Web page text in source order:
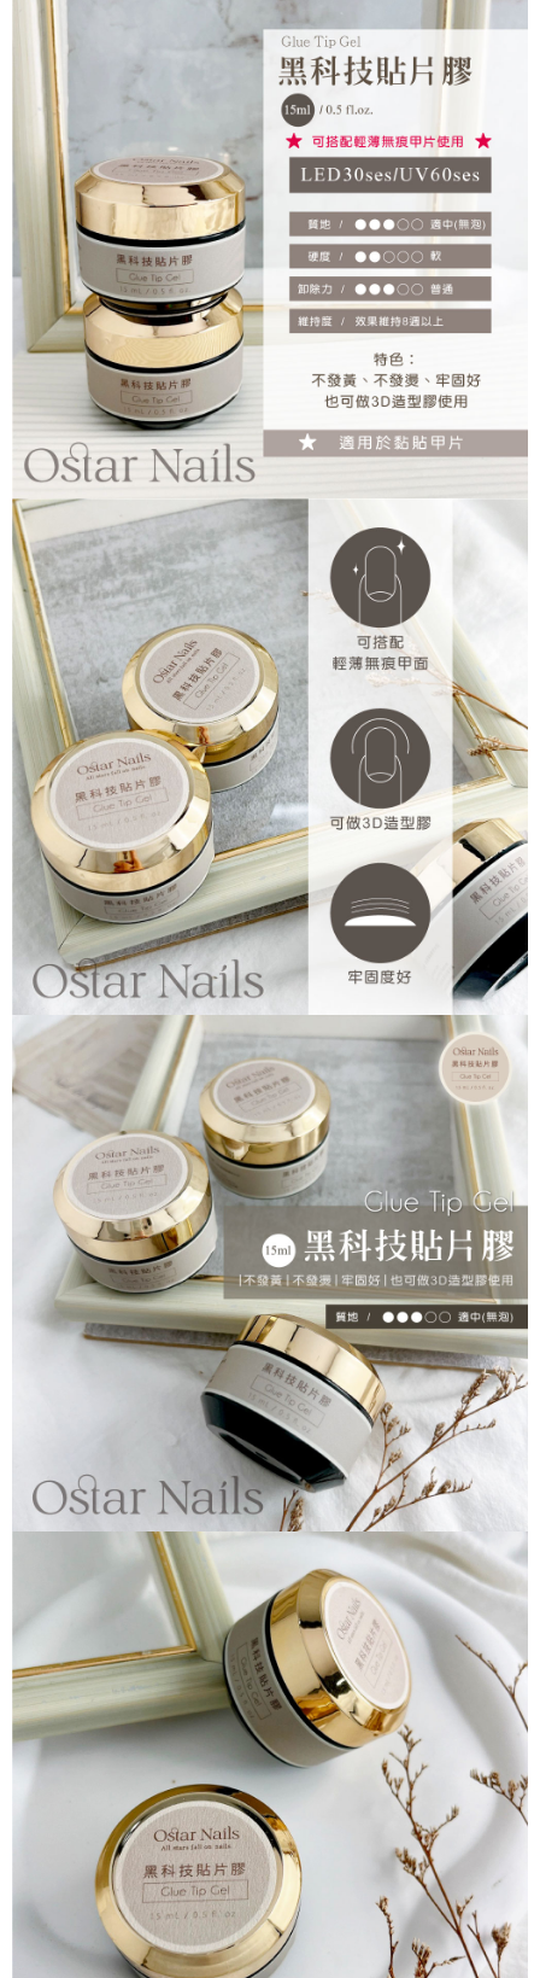
１．透過由恩沛科技股份有限公司提供之「AFTEE先享後付」服務完成之交
易，需依本服務之必要範圍內提供個人資料，並將交易相關給付款項請求債
權轉讓予恩沛科技股份有限公司。
２．關於個人資料處理事宜，請瀏覽以下網址：
https://aftee.tw/terms/#terms3
３．未成年的使用者請事先徵得法定代理人或監護人之同意方可使用
「AFTEE先享後付」，若未經同意申辦者引起之損失，本公司不負相關責
４．使用「AFTEE先享後付」時，將依據個別帳號之用戶狀況，依本公司即
時審查核予不同之上限額度；若仍有額度不足之情形，本公司將視審查結果
請求用戶進行身份認證。
５．嚴禁一人註冊多個帳號或使用他人資訊註冊。若發現惡意使用之情形，
恩沛科技股份有限公司將有權停止該用戶之使用額度並採取法律行動。
每筆NT$100，滿NT$2,500(含以上)免運費
郵局郵寄
每筆NT$100，滿NT$2,500(含以上)免運費